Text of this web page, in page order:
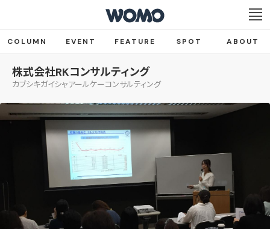
COLUMN EVENT FEATURE SPOT ABOUT
株式会社RKコンサルティング
カブシキガイシャアールケーコンサルティング